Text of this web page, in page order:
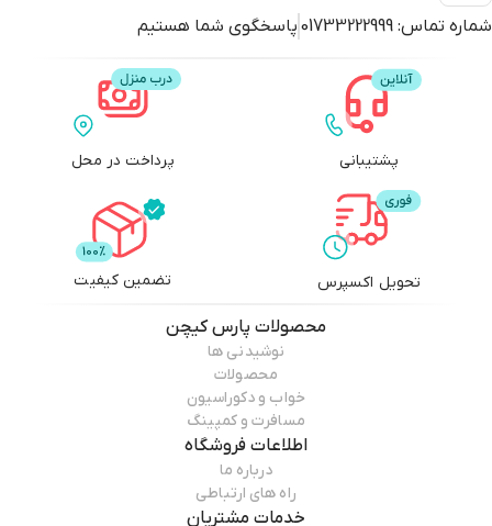
شماره تماس: 01733222999 پاسخگوی شما هستیم
پشتیبانی پرداخت در محل
تحویل اکسپرس تضمین کیفیت
محصولات پارس کیچن
نوشیدنی ها
محصولات
خواب و دکوراسیون
مسافرت و کمپینگ
اطلاعات فروشگاه
درباره ما
راه های ارتباطی
خدمات مشتریان